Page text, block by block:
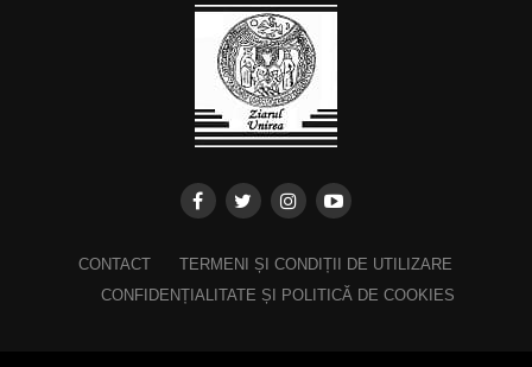
CONTACT
TERMENI ȘI CONDIȚII DE UTILIZARE
CONFIDENȚIALITATE ȘI POLITICĂ DE COOKIES